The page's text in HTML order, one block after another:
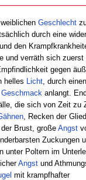
weiblichenGeschlecht
durch eine
den
und verräth sich zuerst
gegen
helles
Licht, durch
Geschmack anlangt.
die sich von Zeit zu
, Recken der
Brust, große Angst
Zuckungen
unter Poltern im
Angstund
mit krampfhafter